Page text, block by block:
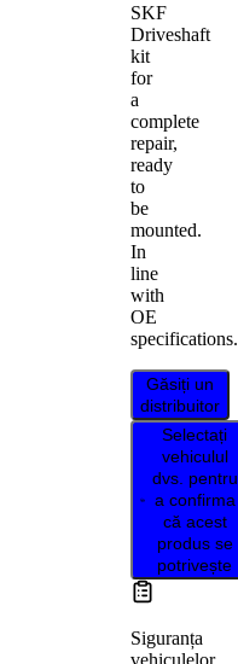
SKF
Driveshaft
kit
for
a
complete
repair,
ready
to
be
mounted.
In
line
with
OE
specifications.
Găsiți un
distribuitor
Selectați
vehiculul
dvs. pentru
a confirma
că acest
produs se
potrivește
Siguranța
vehiculelor